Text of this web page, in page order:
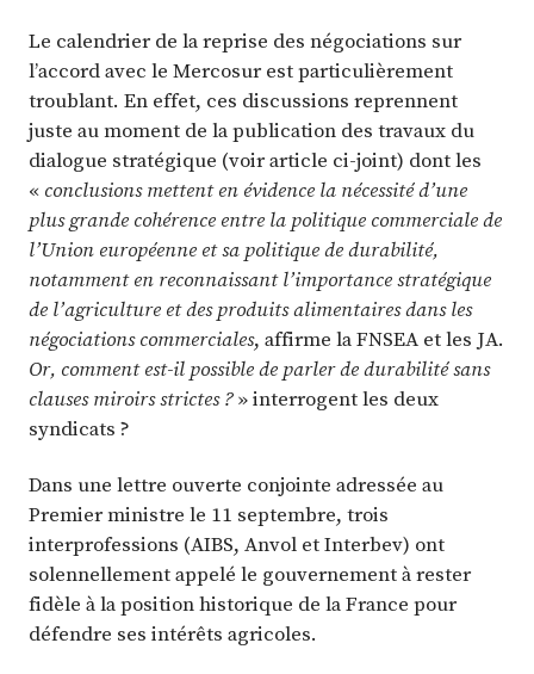
Le calendrier de la reprise des négociations sur
l’accord avec le Mercosur est particulièrement
troublant. En effet, ces discussions reprennent
juste au moment de la publication des travaux du
dialogue stratégique (voir article ci-joint) dont les
« conclusions mettent en évidence la nécessité d’une
plus grande cohérence entre la politique commerciale de
l’Union européenne et sa politique de durabilité,
notamment en reconnaissant l’importance stratégique
de l’agriculture et des produits alimentaires dans les
négociations commerciales, affirme la FNSEA et les JA.
Or, comment est-il possible de parler de durabilité sans
clauses miroirs strictes ?» interrogent les deux
syndicats ?
Dans une lettre ouverte conjointe adressée au
Premier ministre le 11 septembre, trois
interprofessions (AIBS, Anvol et Interbev) ont
solennellement appelé le gouvernement à rester
fidèle à la position historique de la France pour
défendre ses intérêts agricoles.